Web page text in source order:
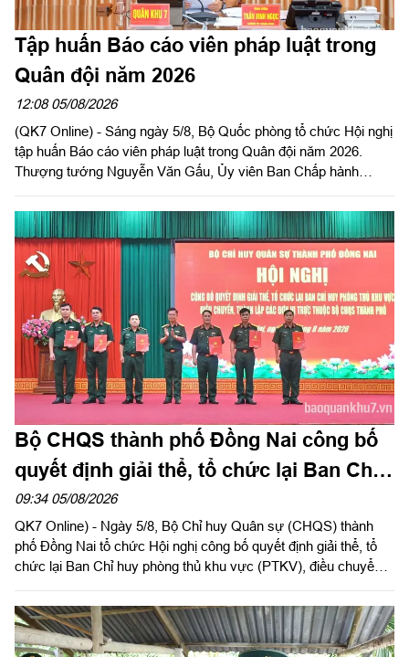
Tập huấn Báo cáo viên pháp luật trong
Quân đội năm 2026
12:08 05/08/2026
(QK7 Online) - Sáng ngày 5/8, Bộ Quốc phòng tổ chức Hội nghị
tập huấn Báo cáo viên pháp luật trong Quân đội năm 2026.
Thượng tướng Nguyễn Văn Gấu, Ủy viên Ban Chấp hành
Bộ Quốc phòng, Chủ tịch Hội đồng Phổ biến, giáo dục pháp luật
Bộ Quốc phòng chủ trì hội nghị. Hội nghị được tổ chức bằng
hình thức trực tiếp kết hợp với trực tuyến tại 122 điểm cầu
trong toàn quân.
Bộ CHQS thành phố Đồng Nai công bố
quyết định giải thể, tổ chức lại Ban Chỉ
huy phòng thủ khu vực
09:34 05/08/2026
QK7 Online) - Ngày 5/8, Bộ Chỉ huy Quân sự (CHQS) thành
phố Đồng Nai tổ chức Hội nghị công bố quyết định giải thể, tổ
chức lại Ban Chỉ huy phòng thủ khu vực (PTKV), điều chuyển,
tướng Đặng Văn Lẫm, Ủy viên Thường vụ Đảng ủy, Phó Tư
lệnh Quân khu dự và chỉ đạo Hội nghị. Dự Hội nghị có đồng chí
Võ Tấn Đức, Phó Bí thư Thành ủy thành phố Đồng Nai; thủ